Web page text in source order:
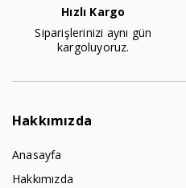
Hızlı Kargo
Siparişlerinizi aynı gün
kargoluyoruz.
Hakkımızda
Anasayfa
Hakkımızda